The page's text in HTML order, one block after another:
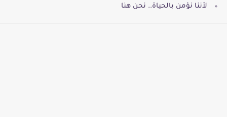
لأننا نؤمن بالحياة.. نحن هنا